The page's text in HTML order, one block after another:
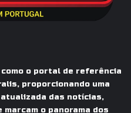
o portal de referência
proporcionando uma
das notícias,
o panorama dos